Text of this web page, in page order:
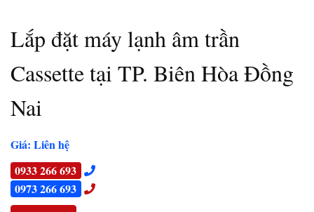
Lắp đặt máy lạnh âm trần
Cassette tại TP. Biên Hòa Đồng
Nai
Giá: Liên hệ
0933 266 693
0973 266 693